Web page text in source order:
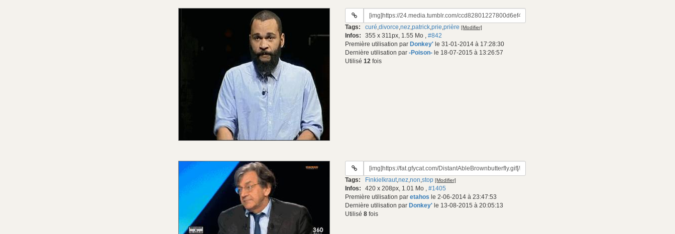
URL
gif:
Tags: curé,divorce,nez,patrick,prie,prière [Modifier]
Infos: 355 x 311px, 1.55 Mo , #842
Première utilisation par Donkey' le 31-01-2014 à 17:28:30
Dernière utilisation par -Poison- le 18-07-2015 à 13:26:57
Utilisé 12 fois
URL
gif:
Tags: Finkielkraut,nez,non,stop [Modifier]
Infos: 420 x 208px, 1.01 Mo , #1405
Première utilisation par etahos le 2-06-2014 à 23:47:53
Dernière utilisation par Donkey' le 13-08-2015 à 20:05:13
Utilisé 8 fois